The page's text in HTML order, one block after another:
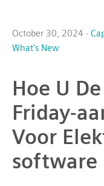
October 30, 2024 ·
What's New
Hoe U
Friday-
Voor
software